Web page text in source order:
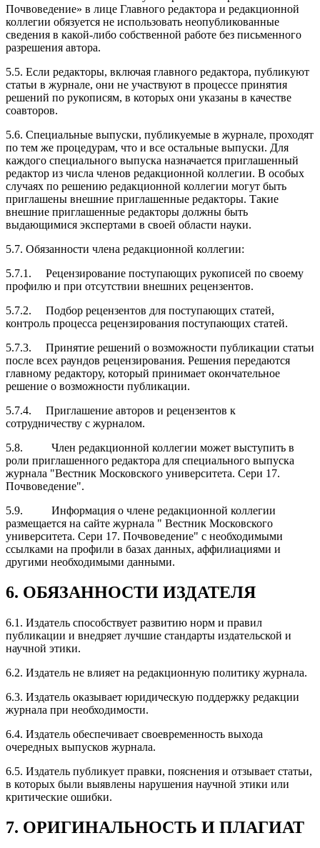
Почвоведение» в лице Главного редактора и редакционной
коллегии обязуется не использовать неопубликованные
сведения в какой-либо собственной работе без письменного
разрешения автора.
5.5. Если редакторы, включая главного редактора, публикуют
статьи в журнале, они не участвуют в процессе принятия
решений по рукописям, в которых они указаны в качестве
соавторов.
5.6. Специальные выпуски, публикуемые в журнале, проходят
по тем же процедурам, что и все остальные выпуски. Для
каждого специального выпуска назначается приглашенный
редактор из числа членов редакционной коллегии. В особых
случаях по решению редакционной коллегии могут быть
приглашены внешние приглашенные редакторы. Такие
внешние приглашенные редакторы должны быть
выдающимися экспертами в своей области науки.
5.7. Обязанности члена редакционной коллегии:
5.7.1. Рецензирование поступающих рукописей по своему
профилю и при отсутствии внешних рецензентов.
5.7.2. Подбор рецензентов для поступающих статей,
контроль процесса рецензирования поступающих статей.
5.7.3. Принятие решений о возможности публикации статьи
после всех раундов рецензирования. Решения передаются
главному редактору, который принимает окончательное
решение о возможности публикации.
5.7.4. Приглашение авторов и рецензентов к
сотрудничеству с журналом.
5.8. Член редакционной коллегии может выступить в
роли приглашенного редактора для специального выпуска
журнала "Вестник Московского университета. Сери 17.
Почвоведение".
5.9. Информация о члене редакционной коллегии
размещается на сайте журнала " Вестник Московского
университета. Сери 17. Почвоведение" с необходимыми
ссылками на профили в базах данных, аффилиациями и
другими необходимыми данными.
6. ОБЯЗАННОСТИ ИЗДАТЕЛЯ
6.1. Издатель способствует развитию норм и правил
публикации и внедряет лучшие стандарты издательской и
научной этики.
6.2. Издатель не влияет на редакционную политику журнала.
6.3. Издатель оказывает юридическую поддержку редакции
журнала при необходимости.
6.4. Издатель обеспечивает своевременность выхода
очередных выпусков журнала.
6.5. Издатель публикует правки, пояснения и отзывает статьи,
в которых были выявлены нарушения научной этики или
критические ошибки.
7. ОРИГИНАЛЬНОСТЬ И ПЛАГИАТ